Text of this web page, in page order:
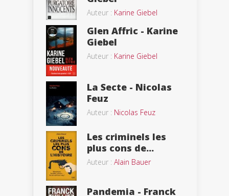
Auteur : Karine Giebel
Glen Affric - Karine
Giebel
Auteur : Karine Giebel
La Secte - Nicolas
Feuz
Auteur : Nicolas Feuz
Les criminels les
plus cons de...
Auteur : Alain Bauer
Pandemia - Franck